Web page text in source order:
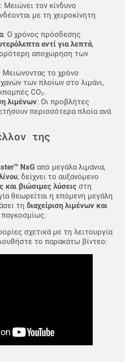
: Μειώνει τον κίνδυνο
με τη χειροκίνητη
: Ο χρόνος πρόσδεσης
αντί για λεπτά,
αποχώρηση των
Μειώνοντας το χρόνο
των πλοίων στο λιμάνι,
CO₂.
λιμένων: Οι προβλήτες
περισσότερα πλοία ανά
της
NxG από μεγάλα λιμάνια,
, δείχνει το αυξανόμενο
και βιώσιμες λύσεις στη
θεωρείται η επόμενη μεγάλη
τη διαχείριση λιμένων και
παγκοσμίως.
σχετικά με τη λειτουργία
το παρακάτω βίντεο: